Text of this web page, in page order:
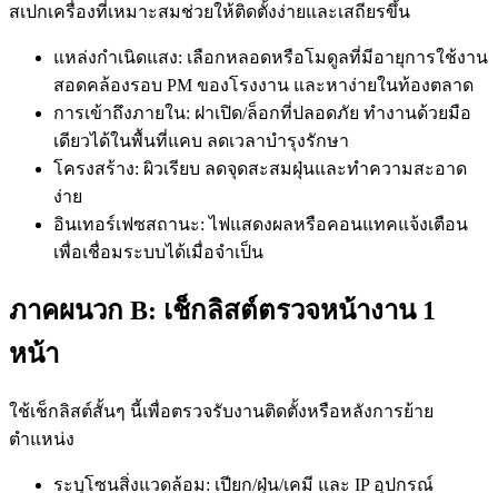
สเปกเครื่องที่เหมาะสมช่วยให้ติดตั้งง่ายและเสถียรขึ้น
แหล่งกำเนิดแสง: เลือกหลอดหรือโมดูลที่มีอายุการใช้งาน
สอดคล้องรอบ PM ของโรงงาน และหาง่ายในท้องตลาด
การเข้าถึงภายใน: ฝาเปิด/ล็อกที่ปลอดภัย ทำงานด้วยมือ
เดียวได้ในพื้นที่แคบ ลดเวลาบำรุงรักษา
โครงสร้าง: ผิวเรียบ ลดจุดสะสมฝุ่นและทำความสะอาด
ง่าย
อินเทอร์เฟซสถานะ: ไฟแสดงผลหรือคอนแทคแจ้งเตือน
เพื่อเชื่อมระบบได้เมื่อจำเป็น
ภาคผนวก B: เช็กลิสต์ตรวจหน้างาน 1
หน้า
ใช้เช็กลิสต์สั้นๆ นี้เพื่อตรวจรับงานติดตั้งหรือหลังการย้าย
ตำแหน่ง
ระบุโซนสิ่งแวดล้อม: เปียก/ฝุ่น/เคมี และ IP อุปกรณ์